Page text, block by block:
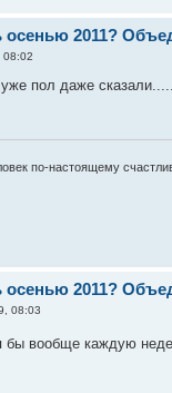
осенью 2011?
08:02
пол даже
по-настоящему
осенью 2011?
08:03
вообще каждую